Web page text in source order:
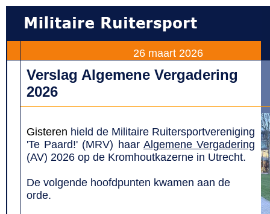
26 maart 2026
Verslag Algemene Vergadering
2026
Gisteren hield de Militaire Ruitersportvereniging
'Te Paard!' (MRV) haar Algemene Vergadering
(AV) 2026 op de Kromhoutkazerne in Utrecht.
De volgende hoofdpunten kwamen aan de
orde.